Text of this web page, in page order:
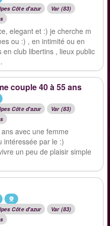
Côte d'azur
Var (83)
elegant et :) je cherche m
ou :) , en intimité ou en
club libertins , lieux public
couple 40 à 55 ans
Côte d'azur
Var (83)
avec une femme
intéressée par le :)
un peu de plaisir simple
Côte d'azur
Var (83)